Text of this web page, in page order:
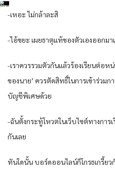
-เหอะ ไม่กล้าละสิ
-ไอ้ขยะ เผยธาตุแท้ของตัวเองออกมา
-เราควรรวมตัวกันแล้วร้องเรียนต่อห
ของนาย’ ควรตัดสิทธิ์ในการเข้าร่วม
บัญชีพิเศษด้วย
-ฉันตั้งกระทู้โหวตในเว็บไซต์ทางการ
กันเลย
ทันใดนั้น บอร์ดออนไลน์ก็โกรธเกรี้ยว